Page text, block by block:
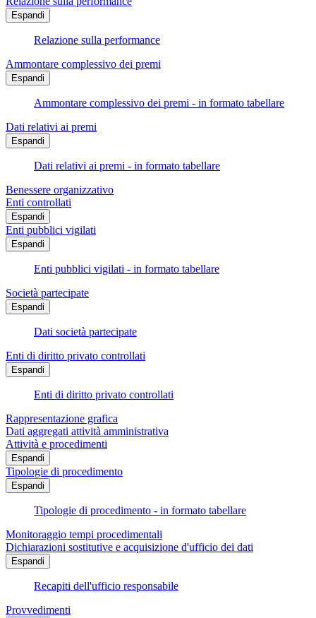
Espandi
Relazione sulla performance
Ammontare complessivo dei premi
Espandi
Ammontare complessivo dei premi - in formato tabellare
Dati relativi ai premi
Espandi
Dati relativi ai premi - in formato tabellare
Benessere organizzativo
Enti controllati
Espandi
Enti pubblici vigilati
Espandi
Enti pubblici vigilati - in formato tabellare
Società partecipate
Espandi
Dati società partecipate
Enti di diritto privato controllati
Espandi
Enti di diritto privato controllati
Rappresentazione grafica
Dati aggregati attività amministrativa
Attività e procedimenti
Espandi
Tipologie di procedimento
Espandi
Tipologie di procedimento - in formato tabellare
Monitoraggio tempi procedimentali
Dichiarazioni sostitutive e acquisizione d'ufficio dei dati
Espandi
Recapiti dell'ufficio responsabile
Provvedimenti